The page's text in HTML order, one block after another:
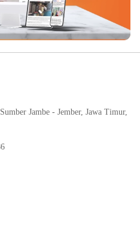
Jambe - Jember, Jawa Timur,